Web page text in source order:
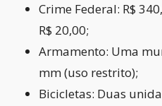
Crime Federal: R$
R$ 20,00;
Armamento: Uma
mm (uso restrito);
Bicicletas: Duas